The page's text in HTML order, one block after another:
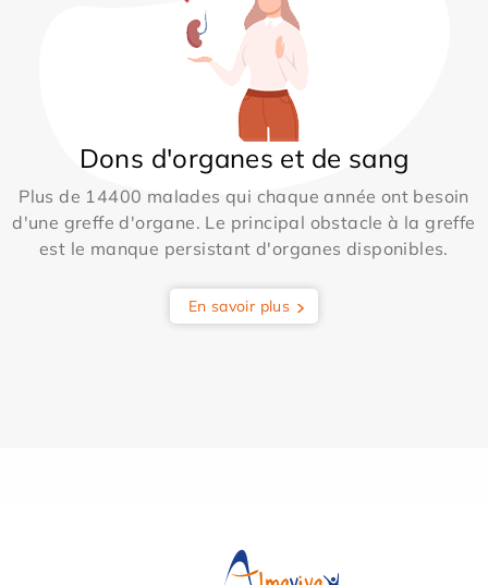
Dons d'organes et de sang
Plus de 14400 malades qui chaque année ont besoin
d'une greffe d'organe. Le principal obstacle à la greffe
est le manque persistant d'organes disponibles.
En savoir plus